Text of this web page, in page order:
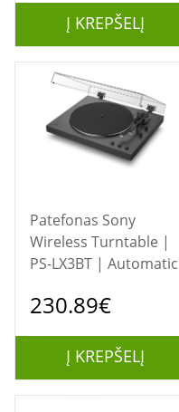
Į KREPŠELĮ
Patefonas Sony
Wireless Turntable |
PS-LX3BT | Automatic
230.89€
Į KREPŠELĮ